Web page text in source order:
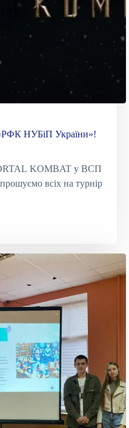
НУБіП України»!
KOMBAT у ВСП
всіх на турнір